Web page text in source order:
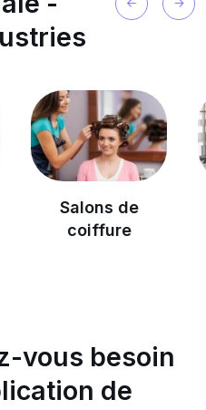
Salons de
coiffure
vous besoin
de